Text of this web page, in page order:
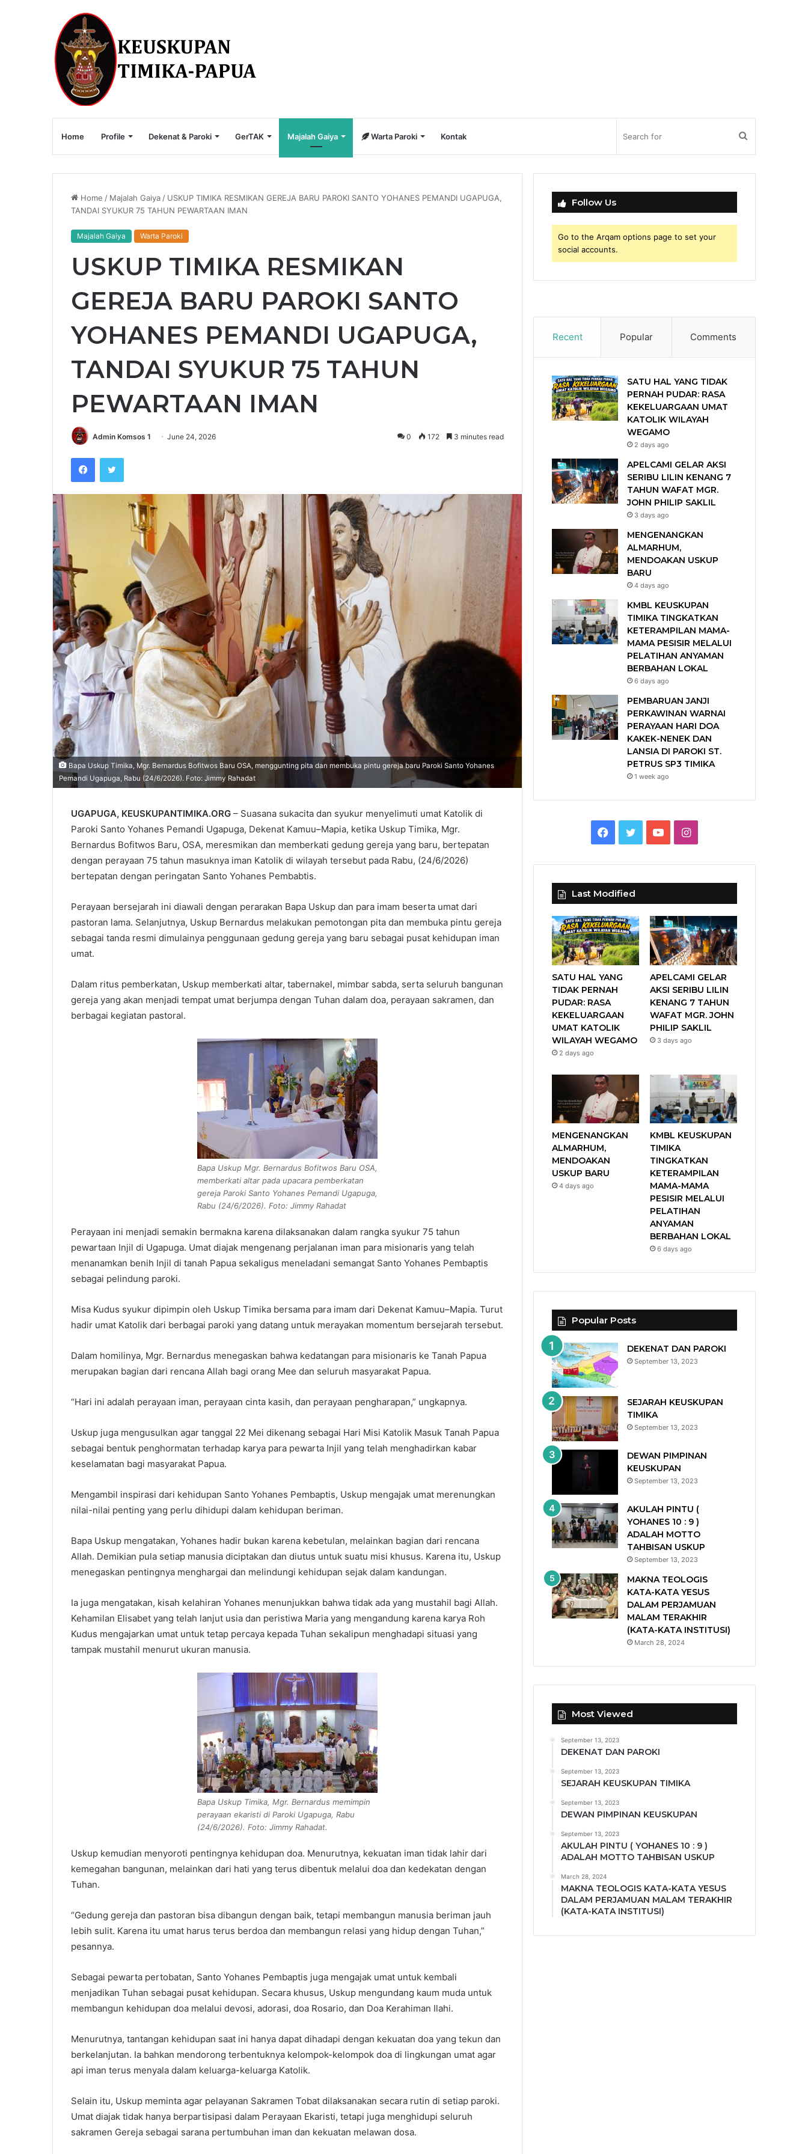
Home Profile Dekenat & Paroki GerTAK Majalah Gaiya Warta Paroki Kontak
for
Home / Majalah Gaiya / USKUP TIMIKA RESMIKAN GEREJA BARU PAROKI SANTO YOHANES PEMANDI UGAPUGA,
TANDAI SYUKUR 75 TAHUN PEWARTAAN IMAN
Majalah Gaiya Warta Paroki
USKUP TIMIKA RESMIKAN
GEREJA BARU PAROKI SANTO
YOHANES PEMANDI UGAPUGA,
TANDAI SYUKUR 75 TAHUN
PEWARTAAN IMAN
Admin Komsos 1 June 24, 2026 0 172 3 minutes read
Bapa Uskup Timika, Mgr. Bernardus Bofitwos Baru OSA, menggunting pita dan membuka pintu gereja baru Paroki Santo Yohanes
Pemandi Ugapuga, Rabu (24/6/2026). Foto: Jimmy Rahadat
UGAPUGA, KEUSKUPANTIMIKA.ORG – Suasana sukacita dan syukur menyelimuti umat Katolik di
Paroki Santo Yohanes Pemandi Ugapuga, Dekenat Kamuu–Mapia, ketika Uskup Timika, Mgr.
Bernardus Bofitwos Baru, OSA, meresmikan dan memberkati gedung gereja yang baru, bertepatan
dengan perayaan 75 tahun masuknya iman Katolik di wilayah tersebut pada Rabu, (24/6/2026)
bertepatan dengan peringatan Santo Yohanes Pembabtis.
Perayaan bersejarah ini diawali dengan perarakan Bapa Uskup dan para imam beserta umat dari
pastoran lama. Selanjutnya, Uskup Bernardus melakukan pemotongan pita dan membuka pintu gereja
sebagai tanda resmi dimulainya penggunaan gedung gereja yang baru sebagai pusat kehidupan iman
umat.
Dalam ritus pemberkatan, Uskup memberkati altar, tabernakel, mimbar sabda, serta seluruh bangunan
gereja yang akan menjadi tempat umat berjumpa dengan Tuhan dalam doa, perayaan sakramen, dan
berbagai kegiatan pastoral.
Bapa Uskup Mgr. Bernardus Bofitwos Baru OSA,
memberkati altar pada upacara pemberkatan
gereja Paroki Santo Yohanes Pemandi Ugapuga,
Rabu (24/6/2026). Foto: Jimmy Rahadat
Perayaan ini menjadi semakin bermakna karena dilaksanakan dalam rangka syukur 75 tahun
pewartaan Injil di Ugapuga. Umat diajak mengenang perjalanan iman para misionaris yang telah
menanamkan benih Injil di tanah Papua sekaligus meneladani semangat Santo Yohanes Pembaptis
sebagai pelindung paroki.
Misa Kudus syukur dipimpin oleh Uskup Timika bersama para imam dari Dekenat Kamuu–Mapia. Turut
hadir umat Katolik dari berbagai paroki yang datang untuk merayakan momentum bersejarah tersebut.
Dalam homilinya, Mgr. Bernardus menegaskan bahwa kedatangan para misionaris ke Tanah Papua
merupakan bagian dari rencana Allah bagi orang Mee dan seluruh masyarakat Papua.
“Hari ini adalah perayaan iman, perayaan cinta kasih, dan perayaan pengharapan,” ungkapnya.
Uskup juga mengusulkan agar tanggal 22 Mei dikenang sebagai Hari Misi Katolik Masuk Tanah Papua
sebagai bentuk penghormatan terhadap karya para pewarta Injil yang telah menghadirkan kabar
keselamatan bagi masyarakat Papua.
Mengambil inspirasi dari kehidupan Santo Yohanes Pembaptis, Uskup mengajak umat merenungkan
nilai-nilai penting yang perlu dihidupi dalam kehidupan beriman.
Bapa Uskup mengatakan, Yohanes hadir bukan karena kebetulan, melainkan bagian dari rencana
Allah. Demikian pula setiap manusia diciptakan dan diutus untuk suatu misi khusus. Karena itu, Uskup
menegaskan pentingnya menghargai dan melindungi kehidupan sejak dalam kandungan.
Ia juga mengatakan, kisah kelahiran Yohanes menunjukkan bahwa tidak ada yang mustahil bagi Allah.
Kehamilan Elisabet yang telah lanjut usia dan peristiwa Maria yang mengandung karena karya Roh
Kudus mengajarkan umat untuk tetap percaya kepada Tuhan sekalipun menghadapi situasi yang
tampak mustahil menurut ukuran manusia.
Bapa Uskup Timika, Mgr. Bernardus memimpin
perayaan ekaristi di Paroki Ugapuga, Rabu
(24/6/2026). Foto: Jimmy Rahadat.
Uskup kemudian menyoroti pentingnya kehidupan doa. Menurutnya, kekuatan iman tidak lahir dari
kemegahan bangunan, melainkan dari hati yang terus dibentuk melalui doa dan kedekatan dengan
Tuhan.
“Gedung gereja dan pastoran bisa dibangun dengan baik, tetapi membangun manusia beriman jauh
lebih sulit. Karena itu umat harus terus berdoa dan membangun relasi yang hidup dengan Tuhan,”
pesannya.
Sebagai pewarta pertobatan, Santo Yohanes Pembaptis juga mengajak umat untuk kembali
menjadikan Tuhan sebagai pusat kehidupan. Secara khusus, Uskup mengundang kaum muda untuk
membangun kehidupan doa melalui devosi, adorasi, doa Rosario, dan Doa Kerahiman Ilahi.
Menurutnya, tantangan kehidupan saat ini hanya dapat dihadapi dengan kekuatan doa yang tekun dan
berkelanjutan. Ia bahkan mendorong terbentuknya kelompok-kelompok doa di lingkungan umat agar
api iman terus menyala dalam keluarga-keluarga Katolik.
Selain itu, Uskup meminta agar pelayanan Sakramen Tobat dilaksanakan secara rutin di setiap paroki.
Umat diajak tidak hanya berpartisipasi dalam Perayaan Ekaristi, tetapi juga menghidupi seluruh
sakramen Gereja sebagai sarana pertumbuhan iman dan kekuatan melawan dosa.
Follow Us
Go to the Arqam options page to set your
social accounts.
Recent Popular Comments
SATU HAL YANG TIDAK
PERNAH PUDAR: RASA
KEKELUARGAAN UMAT
KATOLIK WILAYAH
WEGAMO
2 days ago
APELCAMI GELAR AKSI
SERIBU LILIN KENANG 7
TAHUN WAFAT MGR.
JOHN PHILIP SAKLIL
3 days ago
MENGENANGKAN
ALMARHUM,
MENDOAKAN USKUP
BARU
4 days ago
KMBL KEUSKUPAN
TIMIKA TINGKATKAN
KETERAMPILAN MAMA-
MAMA PESISIR MELALUI
PELATIHAN ANYAMAN
BERBAHAN LOKAL
6 days ago
PEMBARUAN JANJI
PERKAWINAN WARNAI
PERAYAAN HARI DOA
KAKEK-NENEK DAN
LANSIA DI PAROKI ST.
PETRUS SP3 TIMIKA
1 week ago
c
e
b
o
o
k
i
t
t
e
u
T
u
b
e
I
s
t
a
g
r
a
m
Last Modified
SATU HAL YANG
TIDAK PERNAH
PUDAR: RASA
KEKELUARGAAN
UMAT KATOLIK
WILAYAH WEGAMO
2 days ago
APELCAMI GELAR
AKSI SERIBU LILIN
KENANG 7 TAHUN
WAFAT MGR. JOHN
PHILIP SAKLIL
3 days ago
MENGENANGKAN
ALMARHUM,
MENDOAKAN
USKUP BARU
4 days ago
KMBL KEUSKUPAN
TIMIKA
TINGKATKAN
KETERAMPILAN
MAMA-MAMA
PESISIR MELALUI
PELATIHAN
ANYAMAN
BERBAHAN LOKAL
6 days ago
Popular Posts
DEKENAT DAN PAROKI
September 13, 2023
SEJARAH KEUSKUPAN
TIMIKA
September 13, 2023
DEWAN PIMPINAN
KEUSKUPAN
September 13, 2023
AKULAH PINTU (
YOHANES 10 : 9 )
ADALAH MOTTO
TAHBISAN USKUP
September 13, 2023
MAKNA TEOLOGIS
KATA-KATA YESUS
DALAM PERJAMUAN
MALAM TERAKHIR
(KATA-KATA INSTITUSI)
March 28, 2024
Most Viewed
September 13, 2023
DEKENAT DAN PAROKI
September 13, 2023
SEJARAH KEUSKUPAN TIMIKA
September 13, 2023
DEWAN PIMPINAN KEUSKUPAN
September 13, 2023
AKULAH PINTU ( YOHANES 10 : 9 )
ADALAH MOTTO TAHBISAN USKUP
March 28, 2024
MAKNA TEOLOGIS KATA-KATA YESUS
DALAM PERJAMUAN MALAM TERAKHIR
(KATA-KATA INSTITUSI)